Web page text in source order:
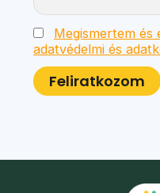
Megismertem és
adatvédelmi és